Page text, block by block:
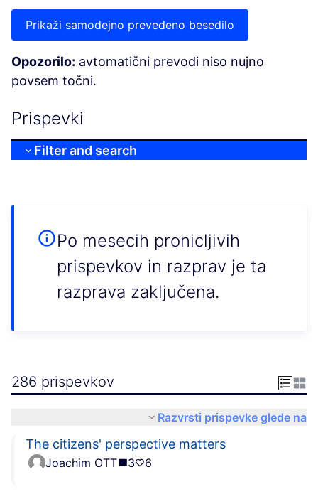
Prikaži samodejno prevedeno besedilo
Opozorilo: avtomatični prevodi niso nujno
povsem točni.
Prispevki
Filter and search
Po mesecih pronicljivih
prispevkov in razprav je ta
razprava zaključena.
286 prispevkov
Razvrsti prispevke glede na
The citizens' perspective matters
Joachim OTT 3 6